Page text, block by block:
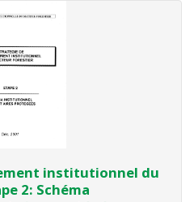
institutionnel du
2: Schéma